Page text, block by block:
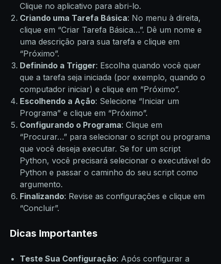
Clique no aplicativo para abri-lo.
Criando uma Tarefa Básica: No menu à direita,
clique em “Criar Tarefa Básica…”. Dê um nome e
uma descrição para sua tarefa e clique em
“Próximo”.
Definindo a Trigger: Escolha quando você quer
que a tarefa seja iniciada (por exemplo, quando o
computador iniciar) e clique em “Próximo”.
Escolhendo a Ação: Selecione “Iniciar um
Programa” e clique em “Próximo”.
Configurando o Programa: Clique em
“Procurar…” para selecionar o script ou programa
que você deseja executar. Se for um script
Python, você precisará selecionar o executável do
Python e passar o caminho do seu script como
argumento.
Finalizando: Revise as configurações e clique em
“Concluir”.
Dicas Importantes
Teste Sua Configuração: Após configurar a